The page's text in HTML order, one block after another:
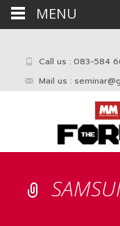
Call us : 083-584
Mail us :
MENU